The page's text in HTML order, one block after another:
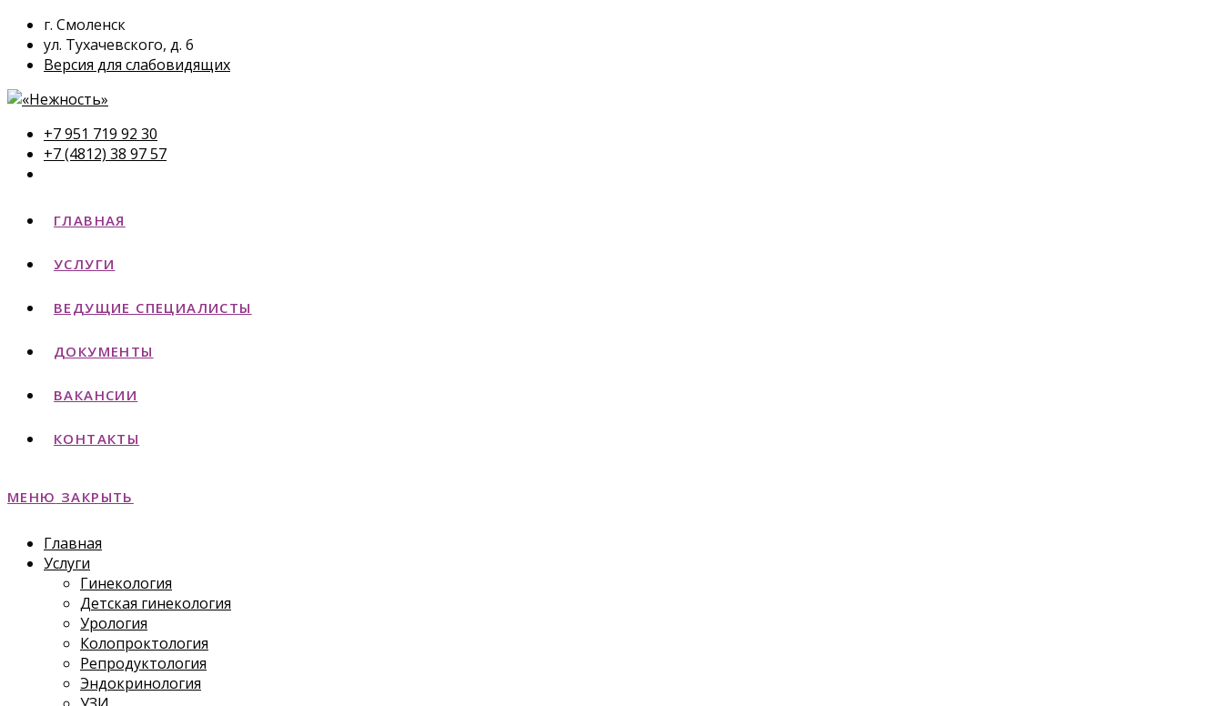
г. Смоленск
ул. Тухачевского, д. 6
Версия для слабовидящих
+7 951 719 92 30
+7 (4812) 38 97 57
ГЛАВНАЯ
УСЛУГИ
ВЕДУЩИЕ СПЕЦИАЛИСТЫ
ДОКУМЕНТЫ
ВАКАНСИИ
КОНТАКТЫ
МЕНЮ ЗАКРЫТЬ
Главная
Услуги
Гинекология
Детская гинекология
Урология
Колопроктология
Репродуктология
Эндокринология